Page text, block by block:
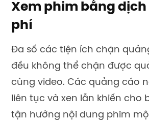
Xem phim bằng dịch
phí
Đa số các tiện ích chặn
đều không thể chặn được
cùng video. Các quảng cáo
liên tục và xen lẫn khiến cho
tận hưởng nội dung phim